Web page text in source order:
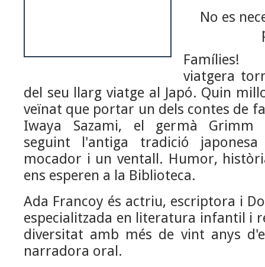
No es
Famílies!
viatgera
del seu llarg viatge al Japó. Quin
veïnat que portar un dels contes de
Iwaya Sazami, el germà Grimm
seguint l'antiga tradició
mocador i un ventall. Humor,
ens esperen a la Biblioteca.
Ada Francoy és actriu, escriptora i
especialitzada en literatura infantil i
diversitat amb més de vint anys
narradora oral.